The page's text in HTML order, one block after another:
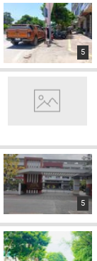
5
5